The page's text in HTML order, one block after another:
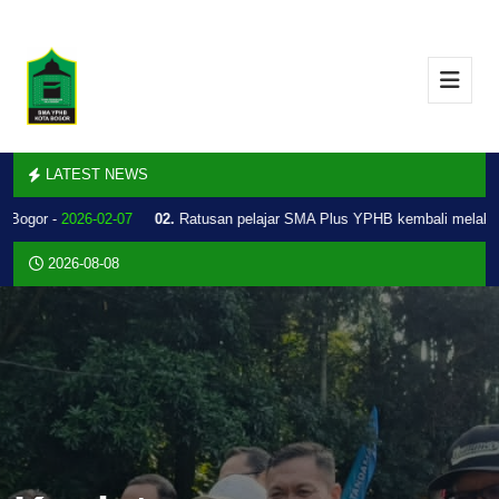
LATEST NEWS
-2026-02-07 02.Ratusan pelajar SMA Plus YPHB kembali
2026-08-08